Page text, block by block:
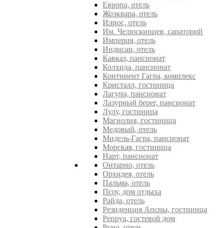
Европа, отель
Жоэквара, отель
Илиос, отель
Им. Челюскинцев, санаторий
Империя, отель
Индисан, отель
Кавказ, пансионат
Колхида, пансионат
Континент Гагра, комплекс
Кристалл, гостиница
Лагуна, пансионат
Лазурный берег, пансионат
Лулу, гостиница
Магнолия, гостиница
Медовый, отель
Мидель-Гагра, пансионат
Морская, гостиница
Нарт, пансионат
Онтарио, отель
Орхидея, отель
Пальма, отель
Псоу, дом отдыха
Райда, отель
Резиденция Апсны, гостиница
Репруа, гостевой дом